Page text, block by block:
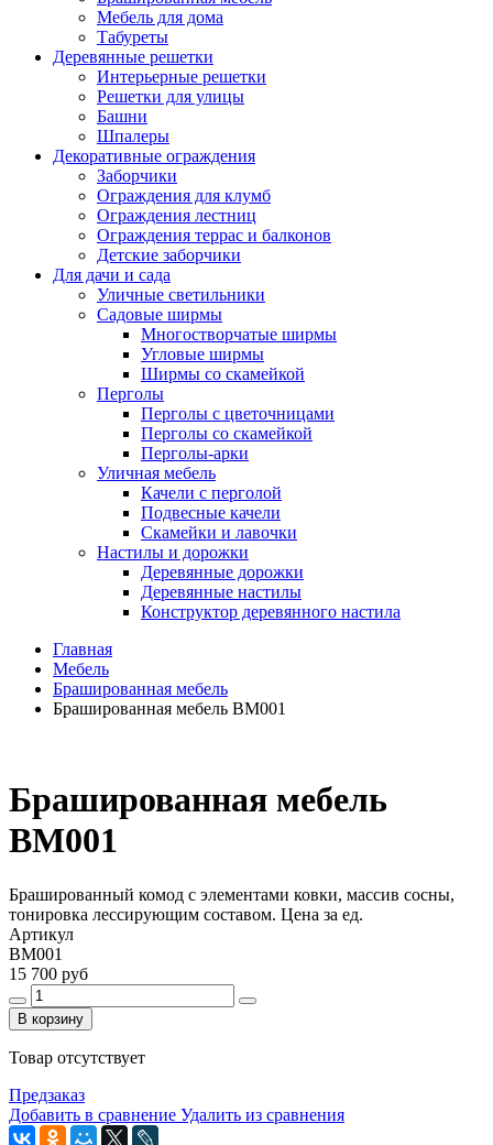
Мебель для дома
Табуреты
Деревянные решетки
Интерьерные решетки
Решетки для улицы
Башни
Шпалеры
Декоративные ограждения
Заборчики
Ограждения для клумб
Ограждения лестниц
Ограждения террас и балконов
Детские заборчики
Для дачи и сада
Уличные светильники
Садовые ширмы
Многостворчатые ширмы
Угловые ширмы
Ширмы со скамейкой
Перголы
Перголы с цветочницами
Перголы со скамейкой
Перголы-арки
Уличная мебель
Качели с перголой
Подвесные качели
Скамейки и лавочки
Настилы и дорожки
Деревянные дорожки
Деревянные настилы
Конструктор деревянного настила
Главная
Мебель
Брашированная мебель
Брашированная мебель BM001
Брашированная мебель
BM001
Брашированный комод с элементами ковки, массив сосны,
тонировка лессирующим составом. Цена за ед.
Артикул
BM001
15 700 руб
В корзину
Товар отсутствует
Предзаказ
Добавить в сравнение Удалить из сравнения